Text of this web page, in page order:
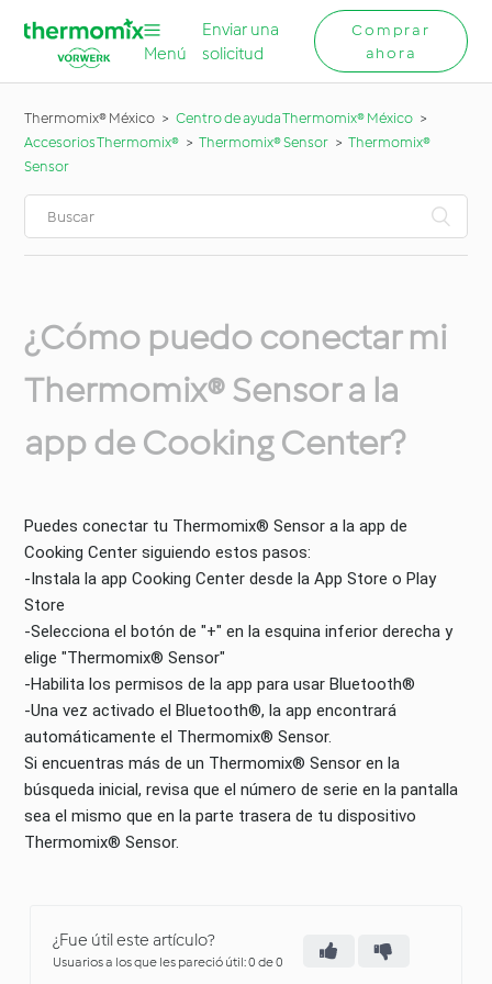
Menú
Enviar una
solicitud
Comprar
ahora
Thermomix® México
Centro de ayuda Thermomix® México
Accesorios Thermomix®
Thermomix® Sensor
Thermomix®
Sensor
¿Cómo puedo conectar mi
Thermomix® Sensor a la
app de Cooking Center?
Puedes conectar tu Thermomix® Sensor a la app de
Cooking Center siguiendo estos pasos:
-Instala la app Cooking Center desde la App Store o Play
Store
-Selecciona el botón de "+" en la esquina inferior derecha y
elige "Thermomix® Sensor"
-Habilita los permisos de la app para usar Bluetooth®
-Una vez activado el Bluetooth®, la app encontrará
automáticamente el Thermomix® Sensor.
Si encuentras más de un Thermomix® Sensor en la
búsqueda inicial, revisa que el número de serie en la pantalla
sea el mismo que en la parte trasera de tu dispositivo
Thermomix® Sensor.
¿Fue útil este artículo?
Usuarios a los que les pareció útil: 0 de 0